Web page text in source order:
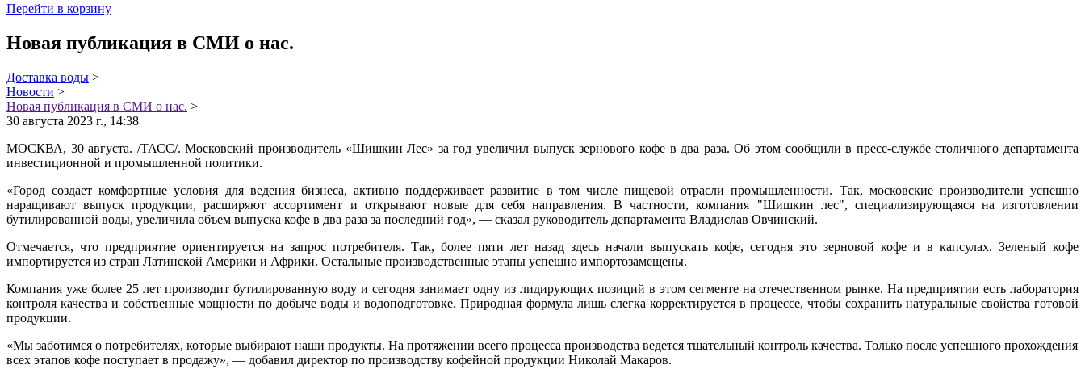
Перейти в корзину
Новая публикация в СМИ о нас.
Доставка воды >
Новости >
Новая публикация в СМИ о нас. >
30 августа 2023 г., 14:38
МОСКВА, 30 августа. /ТАСС/. Московский производитель «Шишкин Лес» за год увеличил выпуск зернового кофе в два раза. Об этом сообщили в пресс-службе столичного департамента
инвестиционной и промышленной политики.
«Город создает комфортные условия для ведения бизнеса, активно поддерживает развитие в том числе пищевой отрасли промышленности. Так, московские производители успешно
наращивают выпуск продукции, расширяют ассортимент и открывают новые для себя направления. В частности, компания "Шишкин лес", специализирующаяся на изготовлении
бутилированной воды, увеличила объем выпуска кофе в два раза за последний год», — сказал руководитель департамента Владислав Овчинский.
Отмечается, что предприятие ориентируется на запрос потребителя. Так, более пяти лет назад здесь начали выпускать кофе, сегодня это зерновой кофе и в капсулах. Зеленый кофе
импортируется из стран Латинской Америки и Африки. Остальные производственные этапы успешно импортозамещены.
Компания уже более 25 лет производит бутилированную воду и сегодня занимает одну из лидирующих позиций в этом сегменте на отечественном рынке. На предприятии есть лаборатория
контроля качества и собственные мощности по добыче воды и водоподготовке. Природная формула лишь слегка корректируется в процессе, чтобы сохранить натуральные свойства готовой
продукции.
«Мы заботимся о потребителях, которые выбирают наши продукты. На протяжении всего процесса производства ведется тщательный контроль качества. Только после успешного прохождения
всех этапов кофе поступает в продажу», — добавил директор по производству кофейной продукции Николай Макаров.